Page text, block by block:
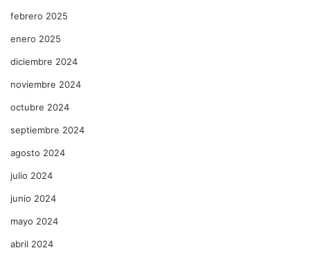
febrero 2025
enero 2025
diciembre 2024
noviembre 2024
octubre 2024
septiembre 2024
agosto 2024
julio 2024
junio 2024
mayo 2024
abril 2024